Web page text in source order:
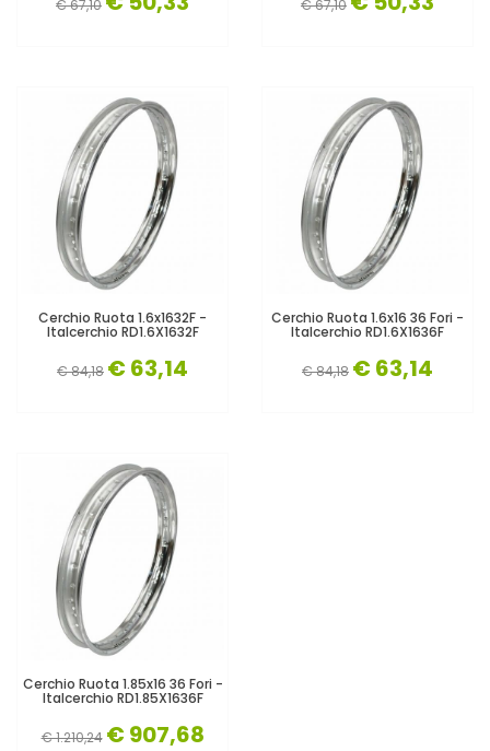
€ 67,10 € 67,10
Cerchio Ruota 1.6x1632F -
Italcerchio RD1.6X1632F
€ 84,18 € 63,14
Cerchio Ruota 1.6x16 36 Fori -
Italcerchio RD1.6X1636F
€ 84,18 € 63,14
Cerchio Ruota 1.85x16 36 Fori -
Italcerchio RD1.85X1636F
€ 1.210,24 € 907,68